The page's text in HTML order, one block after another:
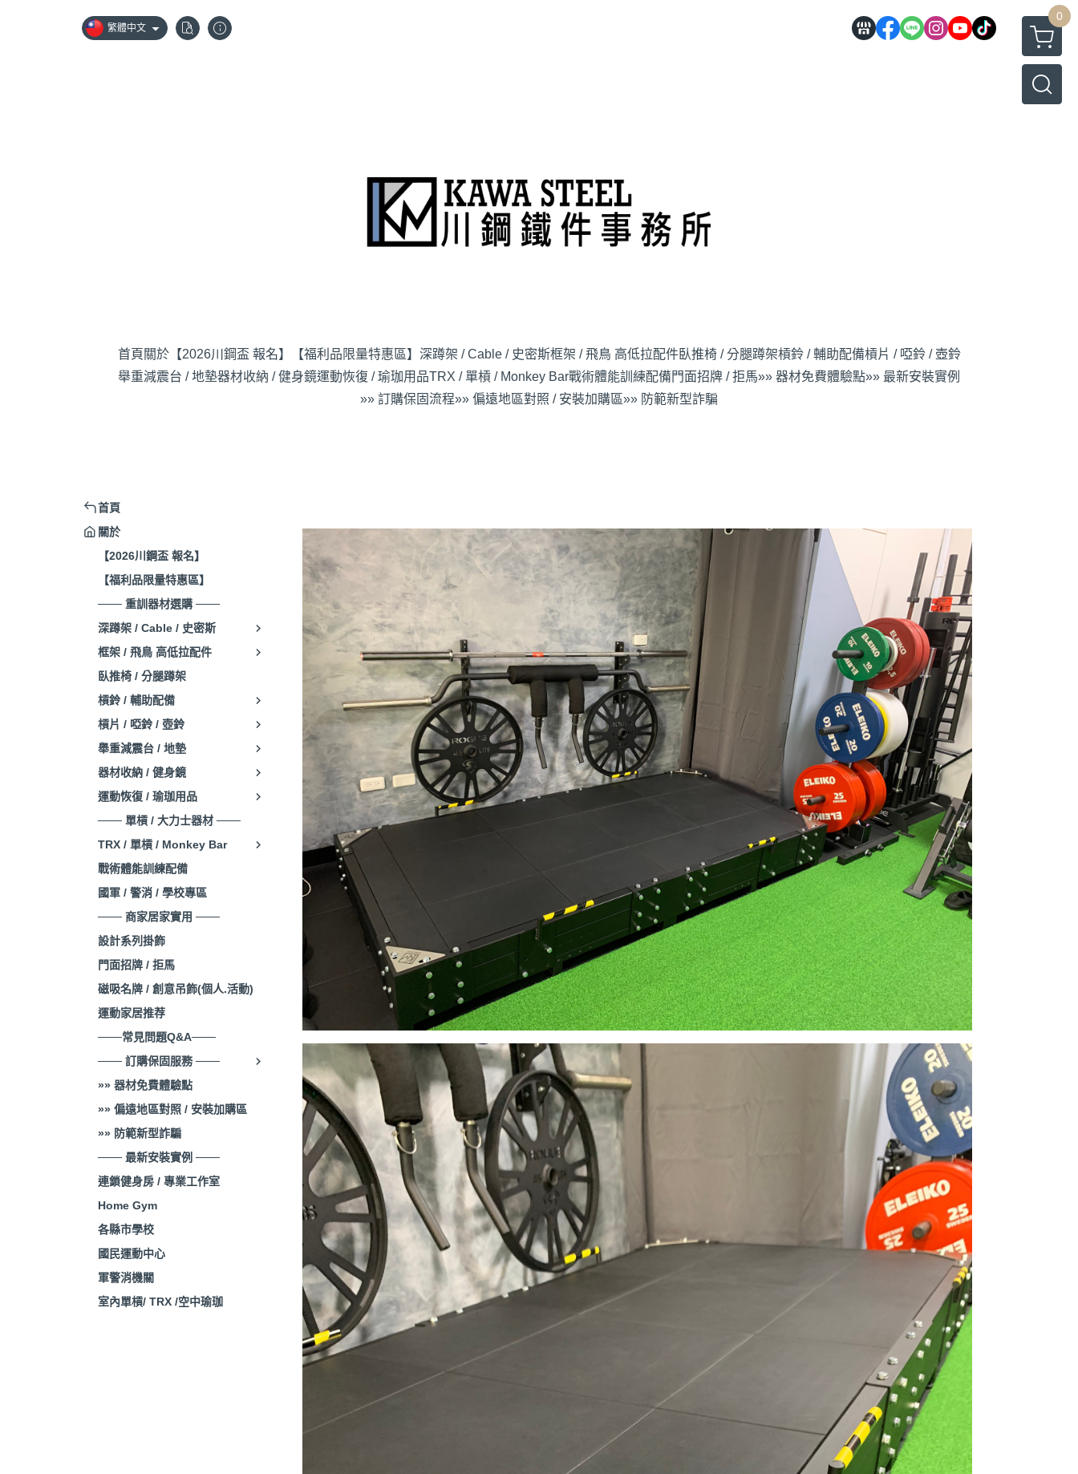
繁體中文
0
首頁 關於【2026川鋼盃 報名】 【福利品限量特惠區】 深蹲架 / Cable / 史密斯框架 / 飛鳥 高低拉配件臥推椅 / 分腿蹲架槓鈴 / 輔助配備槓片 / 啞鈴 / 壺鈴
舉重減震台 / 地墊器材收納 / 健身鏡運動恢復 / 瑜珈用品TRX / 單槓 / Monkey Bar戰術體能訓練配備門面招牌 / 拒馬»» 器材免費體驗點»» 最新安裝實例
»» 訂購保固流程»» 偏遠地區對照 / 安裝加購區»» 防範新型詐騙
首頁
關於
【2026川鋼盃 報名】
【福利品限量特惠區】
─── 重訓器材選購 ───
深蹲架 / Cable / 史密斯
框架 / 飛鳥 高低拉配件
臥推椅 / 分腿蹲架
槓鈴 / 輔助配備
槓片 / 啞鈴 / 壺鈴
舉重減震台 / 地墊
器材收納 / 健身鏡
運動恢復 / 瑜珈用品
─── 單槓 / 大力士器材 ───
TRX / 單槓 / Monkey Bar
戰術體能訓練配備
國軍 / 警消 / 學校專區
─── 商家居家實用 ───
設計系列掛飾
門面招牌 / 拒馬
磁吸名牌 / 創意吊飾(個人.活動)
運動家居推荐
───常見問題Q&A───
─── 訂購保固服務 ───
»» 器材免費體驗點
»» 偏遠地區對照 / 安裝加購區
»» 防範新型詐騙
─── 最新安裝實例 ───
連鎖健身房 / 專業工作室
Home Gym
各縣市學校
國民運動中心
軍警消機關
室內單槓/ TRX /空中瑜珈